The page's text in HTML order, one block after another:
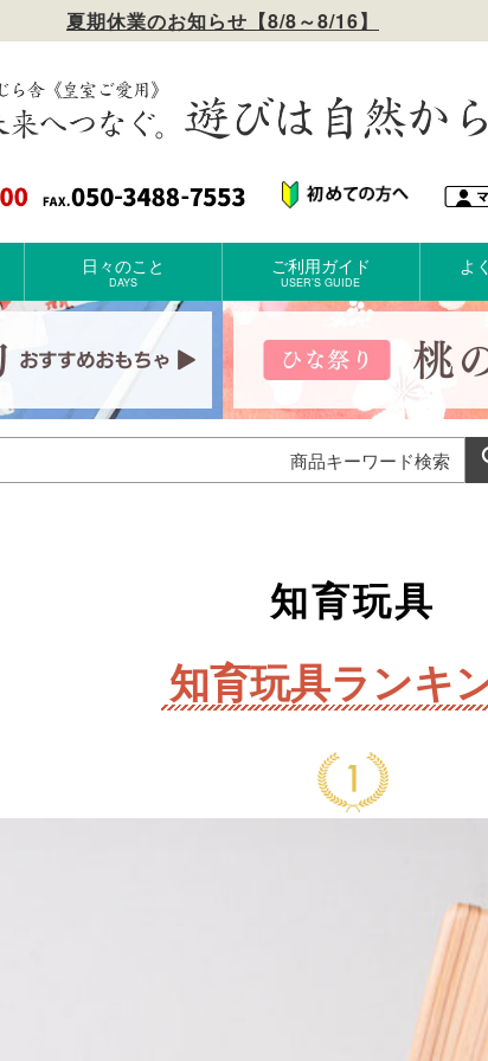
夏期休業のお知らせ【8/8～8/16】
日々のこと
DAYS
ご利用ガイド
USER’S GUIDE
よ
知育玩具
知育玩具ランキ